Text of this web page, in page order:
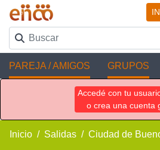
PAREJA / AMIGOS GRUPOS
Accedé con tu
o crea una cuenta
Inicio Salidas Ciudad de